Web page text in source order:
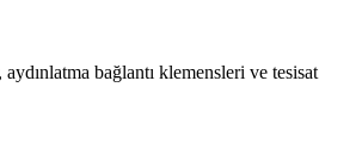
bağlantı klemensleri ve tesisat